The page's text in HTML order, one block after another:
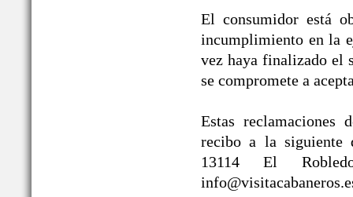
El consumidor está
incumplimiento en la
vez haya finalizado el
se compromete a
Estas reclamaciones
recibo a la siguiente
13114 El